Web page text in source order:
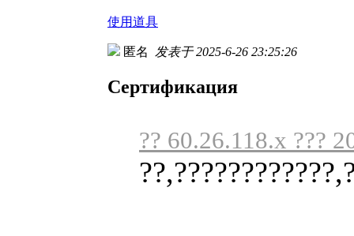
使用道具
匿名 发表于 2025-6-26 23:25:26
Сертификация
?? 60.26.118.x ???